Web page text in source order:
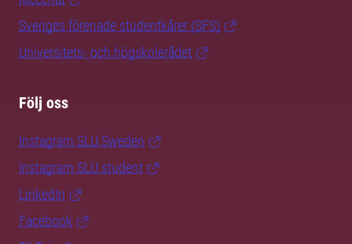
Sveriges förenade studentkårer (SFS)
Universitets- och högskolerådet
Följ oss
Instagram SLU.Sweden
Instagram SLU.student
LinkedIn
Facebook